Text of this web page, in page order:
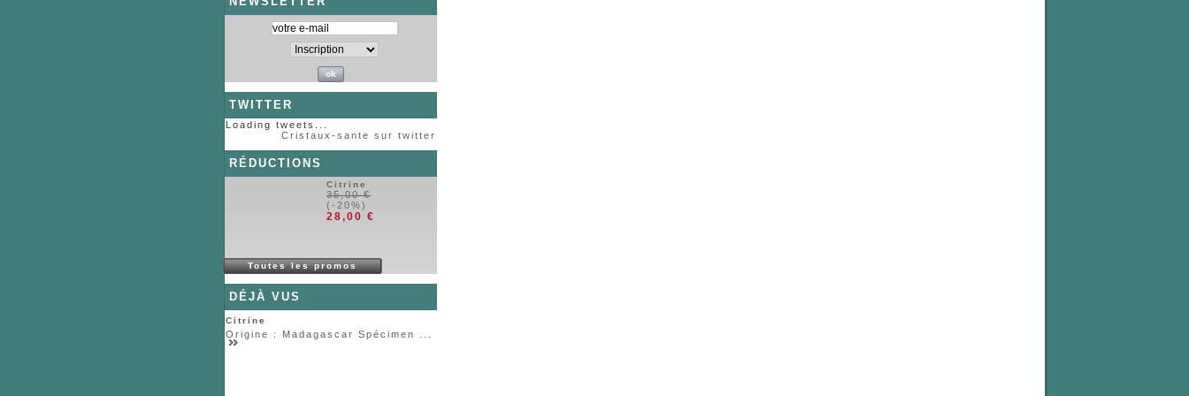
TWITTER
Loading tweets...
Cristaux-sante sur twitter
RÉDUCTIONS
Citrine
35,00 €
(-20%)
28,00 €
Toutes les promos
DÉJÀ VUS
Citrine
Origine : Madagascar Spécimen ...